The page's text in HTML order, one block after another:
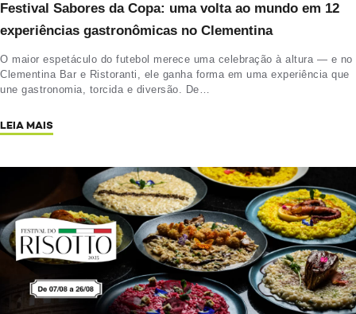
Festival Sabores da Copa: uma volta ao mundo em 12
experiências gastronômicas no Clementina
O maior espetáculo do futebol merece uma celebração à altura — e no
Clementina Bar e Ristoranti, ele ganha forma em uma experiência que
une gastronomia, torcida e diversão. De…
LEIA MAIS